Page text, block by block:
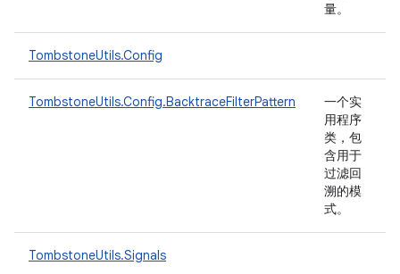
量。
TombstoneUtils.Config
TombstoneUtils.Config.BacktraceFilterPattern
一个实
用程序
类，包
含用于
过滤回
溯的模
式。
TombstoneUtils.Signals